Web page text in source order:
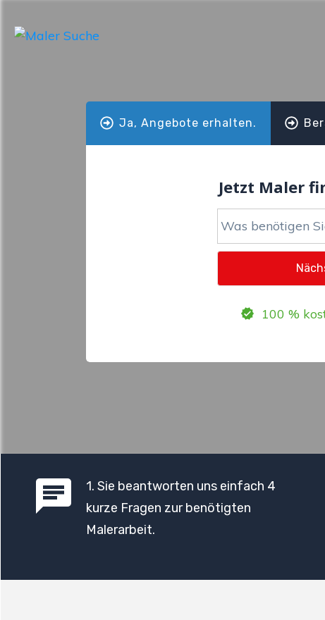
Ja, Angebote erhalten.
Jetzt Maler
100 %
1. Sie beantworten uns einfach 4
kurze Fragen zur benötigten
Malerarbeit.